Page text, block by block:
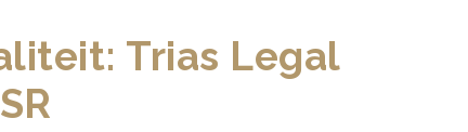
Trias Legal